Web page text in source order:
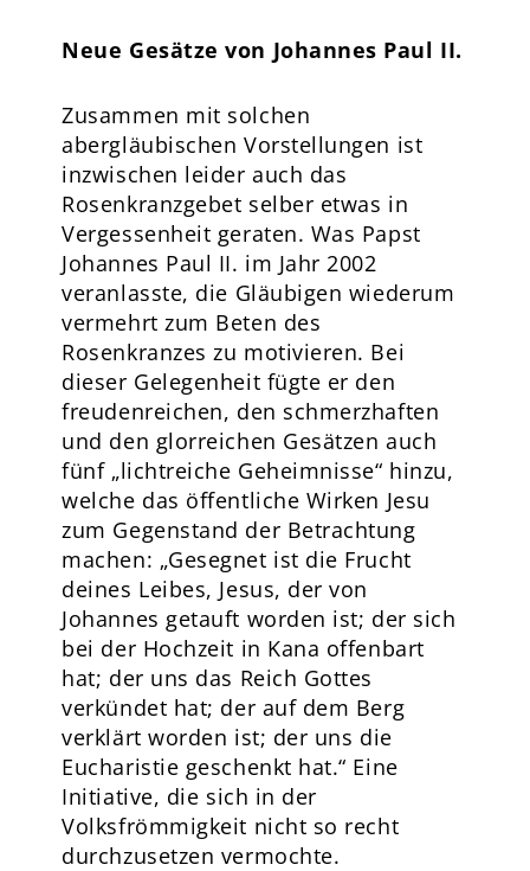
Neue Gesätze von Johannes Paul II.
Zusammen mit solchen
abergläubischen Vorstellungen ist
inzwischen leider auch das
Rosenkranzgebet selber etwas in
Vergessenheit geraten. Was Papst
Johannes Paul II. im Jahr 2002
veranlasste, die Gläubigen wiederum
vermehrt zum Beten des
Rosenkranzes zu motivieren. Bei
dieser Gelegenheit fügte er den
freudenreichen, den schmerzhaften
und den glorreichen Gesätzen auch
fünf „lichtreiche Geheimnisse“ hinzu,
welche das öffentliche Wirken Jesu
zum Gegenstand der Betrachtung
machen: „Gesegnet ist die Frucht
deines Leibes, Jesus, der von
Johannes getauft worden ist; der sich
bei der Hochzeit in Kana offenbart
hat; der uns das Reich Gottes
verkündet hat; der auf dem Berg
verklärt worden ist; der uns die
Eucharistie geschenkt hat.“ Eine
Initiative, die sich in der
Volksfrömmigkeit nicht so recht
durchzusetzen vermochte.